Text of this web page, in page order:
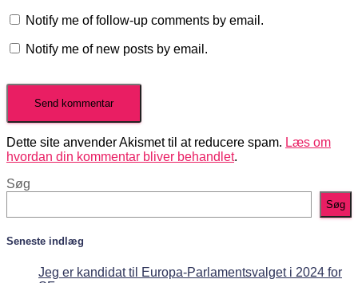
Notify me of follow-up comments by email.
Notify me of new posts by email.
Dette site anvender Akismet til at reducere spam. Læs om
hvordan din kommentar bliver behandlet.
Søg
Søg
Seneste indlæg
Jeg er kandidat til Europa-Parlamentsvalget i 2024 for